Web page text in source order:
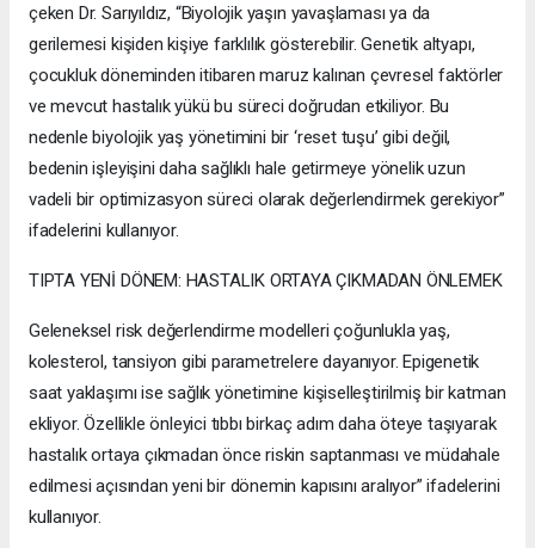
çeken Dr. Sarıyıldız, “Biyolojik yaşın yavaşlaması ya da
gerilemesi kişiden kişiye farklılık gösterebilir. Genetik altyapı,
çocukluk döneminden itibaren maruz kalınan çevresel faktörler
ve mevcut hastalık yükü bu süreci doğrudan etkiliyor. Bu
nedenle biyolojik yaş yönetimini bir ‘reset tuşu’ gibi değil,
bedenin işleyişini daha sağlıklı hale getirmeye yönelik uzun
vadeli bir optimizasyon süreci olarak değerlendirmek gerekiyor”
ifadelerini kullanıyor.
TIPTA YENİ DÖNEM: HASTALIK ORTAYA ÇIKMADAN ÖNLEMEK
Geleneksel risk değerlendirme modelleri çoğunlukla yaş,
kolesterol, tansiyon gibi parametrelere dayanıyor. Epigenetik
saat yaklaşımı ise sağlık yönetimine kişiselleştirilmiş bir katman
ekliyor. Özellikle önleyici tıbbı birkaç adım daha öteye taşıyarak
hastalık ortaya çıkmadan önce riskin saptanması ve müdahale
edilmesi açısından yeni bir dönemin kapısını aralıyor” ifadelerini
kullanıyor.